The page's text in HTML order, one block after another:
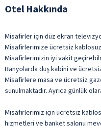
Otel Hakkında
Misafirler için düz ekran
Misafirlerimize ücretsiz
Misafirlerimizin iyi vakit
Banyolarda duş kabini ve
Misafirlere masa ve ücretsiz
sunulmaktadır. Ayrıca günlük
Misafirlerimiz için ücretsiz
hizmetleri ve banket salonu